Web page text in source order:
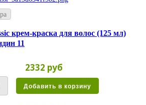
крем-краска для волос (125 мл)
11
2332 руб